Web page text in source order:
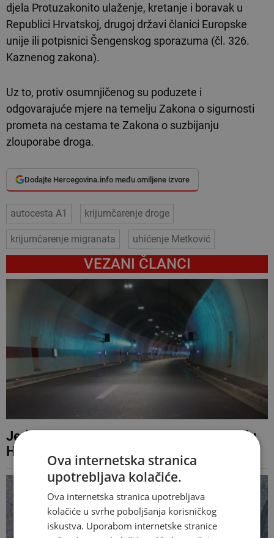
djela Protuzakonito ulaženje, kretanje i boravak u
Republici Hrvatskoj, drugoj državi članici Europske
unije ili potpisnici Šengenskog sporazuma (čl. 326.
Kaznenog zakona).
Uz to, protiv osumnjičenog su poduzete i
odgovarajuće mjere na temelju Zakona o sigurnosti
prometa na cestama te Zakona o suzbijanju
zlouporabe droga.
Dodajte Hercegovina.info među omiljene izvore
autocesta A1 krijumčarenje droge
krijumčarenje migranata uhićenje Metković
VEZANI ČLANCI
Jedna osoba ozlijeđena u nesreći u tunelu
Hercegovina
Ova internetska stranica
upotrebljava kolačiće.
Ova internetska stranica upotrebljava
kolačiće u svrhe poboljšanja korisničkog
iskustva. Uporabom internetske stranice